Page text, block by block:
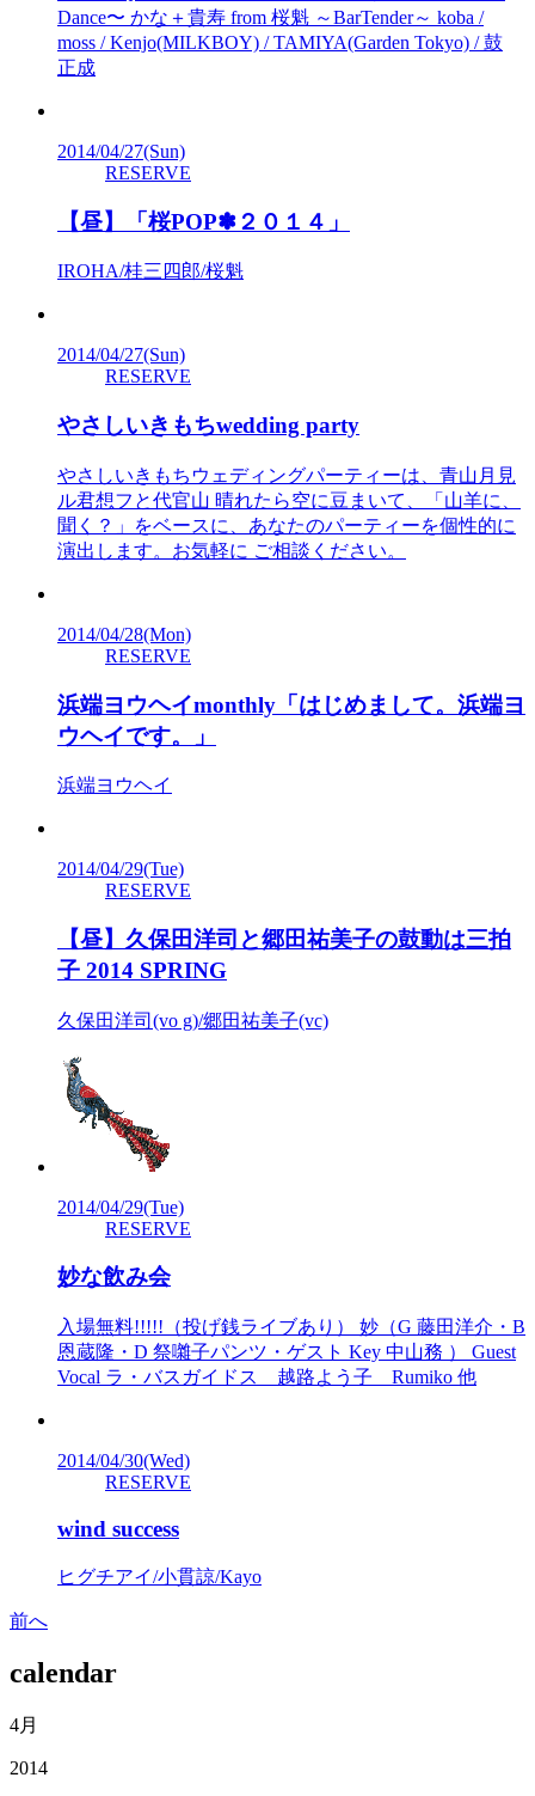
Dance〜 かな＋貴寿 from 桜魁 ～BarTender～ koba /
moss / Kenjo(MILKBOY) / TAMIYA(Garden Tokyo) / 鼓
正成
2014/04/27(Sun)
RESERVE
【昼】「桜POP✽２０１４」
IROHA/桂三四郎/桜魁
2014/04/27(Sun)
RESERVE
やさしいきもちwedding party
やさしいきもちウェディングパーティーは、青山月見
ル君想フと代官山 晴れたら空に豆まいて、「山羊に、
聞く？」をベースに、あなたのパーティーを個性的に
演出します。お気軽に ご相談ください。
2014/04/28(Mon)
RESERVE
浜端ヨウヘイmonthly「はじめまして。浜端ヨ
ウヘイです。」
浜端ヨウヘイ
2014/04/29(Tue)
RESERVE
【昼】久保田洋司と郷田祐美子の鼓動は三拍
子 2014 SPRING
久保田洋司(vo g)/郷田祐美子(vc)
2014/04/29(Tue)
RESERVE
妙な飲み会
入場無料!!!!!（投げ銭ライブあり） 妙（G 藤田洋介・B
恩蔵隆・D 祭囃子パンツ・ゲスト Key 中山務 ） Guest
Vocal ラ・バスガイドス 越路よう子 Rumiko 他
2014/04/30(Wed)
RESERVE
wind success
ヒグチアイ/小貫諒/Kayo
前へ
calendar
4月
2014